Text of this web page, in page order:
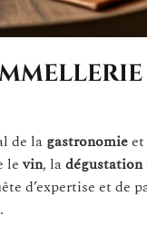
de la gastronomieet
levin, ladégustation
d’expertise et de